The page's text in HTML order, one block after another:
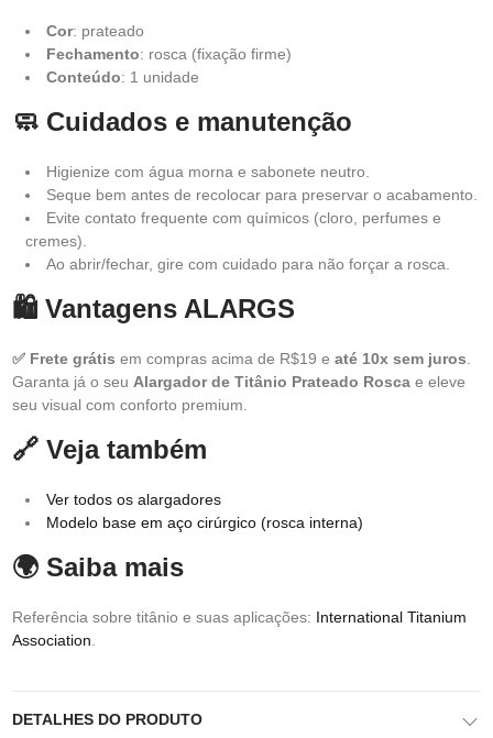
Cor: prateado
Fechamento: rosca (fixação firme)
Conteúdo: 1 unidade
🧼 Cuidados e manutenção
Higienize com água morna e sabonete neutro.
Seque bem antes de recolocar para preservar o acabamento.
Evite contato frequente com químicos (cloro, perfumes e
cremes).
Ao abrir/fechar, gire com cuidado para não forçar a rosca.
🛍️ Vantagens ALARGS
✅ Frete grátis em compras acima de R$19 e até 10x sem juros
Garanta já o seu Alargador de Titânio Prateado Rosca e eleve
seu visual com conforto premium.
🔗 Veja também
Ver todos os alargadores
Modelo base em aço cirúrgico (rosca interna)
🌍 Saiba mais
Referência sobre titânio e suas aplicações: International Titanium
Association
DETALHES DO PRODUTO